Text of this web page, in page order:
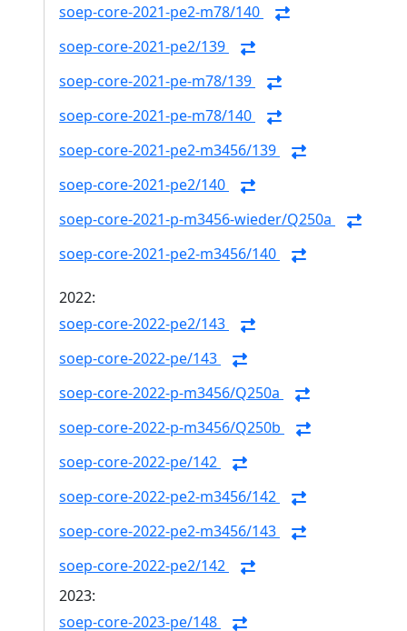
soep-core-2021-pe2-m78/140
soep-core-2021-pe2/139
soep-core-2021-pe-m78/139
soep-core-2021-pe-m78/140
soep-core-2021-pe2-m3456/139
soep-core-2021-pe2/140
soep-core-2021-p-m3456-wieder/Q250a
soep-core-2021-pe2-m3456/140
2022:
soep-core-2022-pe2/143
soep-core-2022-pe/143
soep-core-2022-p-m3456/Q250a
soep-core-2022-p-m3456/Q250b
soep-core-2022-pe/142
soep-core-2022-pe2-m3456/142
soep-core-2022-pe2-m3456/143
soep-core-2022-pe2/142
2023:
soep-core-2023-pe/148